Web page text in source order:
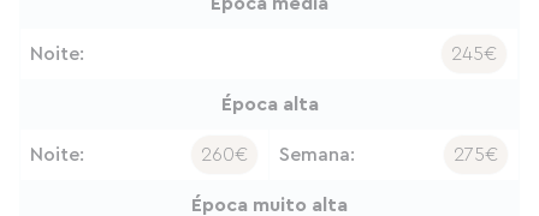
Noite: 245€
Época alta
Noite: 260€ Semana: 275€
Época muito alta